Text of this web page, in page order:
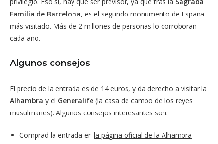
Familia de Barcelona, es el segundo monumento de España
más visitado. Más de 2 millones de personas lo corroboran
cada año.
Algunos consejos
El precio de la entrada es de 14 euros, y da derecho a visitar la
Alhambra y el Generalife (la casa de campo de los reyes
musulmanes). Algunos consejos interesantes son:
Comprad la entrada en la página oficial de la Alhambra